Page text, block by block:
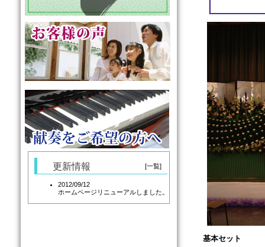
更新情報 [一覧]
2012/09/12
ホームページリニューアルしました。
基本セット